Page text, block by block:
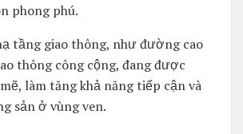
phong phú.
tầng giao thông, như đường cao
thông công cộng, đang được
làm tăng khả năng tiếp cận và
sản ở vùng ven.